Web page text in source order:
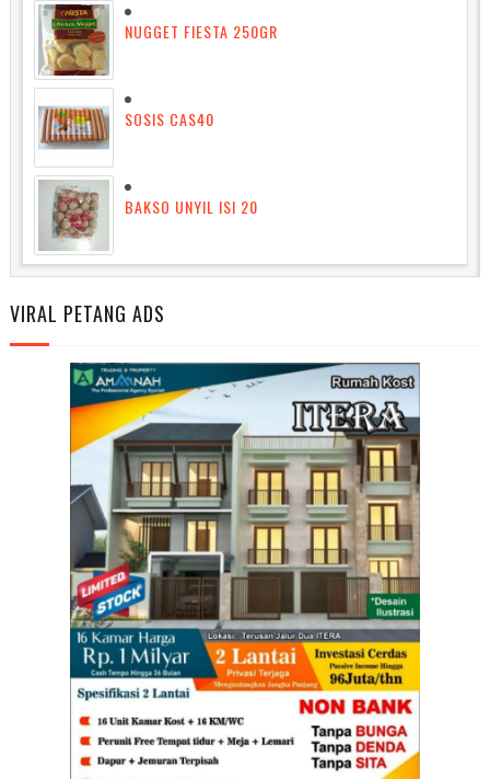
NUGGET FIESTA 250GR
SOSIS CAS40
BAKSO UNYIL ISI 20
VIRAL PETANG ADS